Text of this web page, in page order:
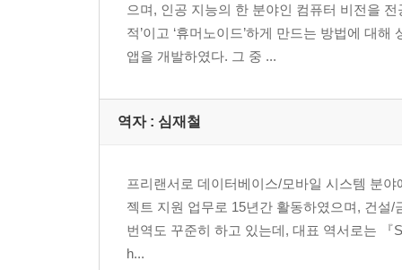
프로토타입 패턴이란?
프로토타입 패턴은 언제 사용하면 좋을까?
얕은 복사 vs. 깊은 복사
복제된 Mark 객체를 패턴 템플릿으로 사용하기
CHAPTER 4 팩토리 메서드
팩토리 메서드 패턴이란?
팩토리 메서드는 언제 사용하면 좋을까?
으며, 인공 지능의 한 분야인 컴퓨터 비전을
적’이고 ‘휴머노이드’하게 만드는 방법에 대
앱을 개발하였다. 그 중 ...
역자 : 심재철
프리랜서로 데이터베이스/모바일 시스템 분
젝트 지원 업무로 15년간 활동하였으며, 건설
번역도 꾸준히 하고 있는데, 대표 역서로는
h...